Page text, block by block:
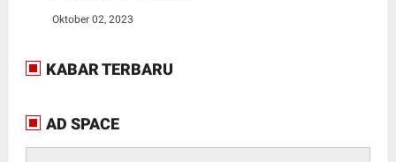
Oktober 02, 2023
KABAR TERBARU
AD SPACE